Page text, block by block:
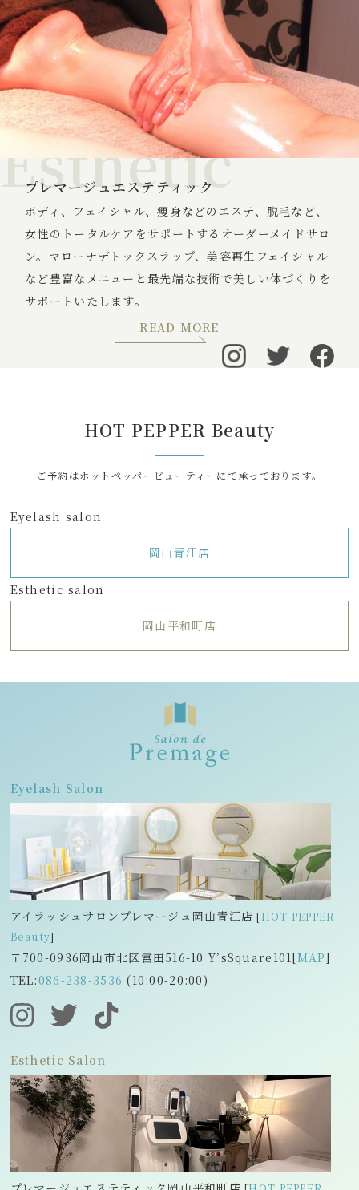
Esthetic
プレマージュエステティック
ボディ、フェイシャル、痩身などのエステ、脱毛など、
女性のトータルケアをサポートするオーダーメイドサロ
ン。マローナデトックスラップ、美容再生フェイシャル
など豊富なメニューと最先端な技術で美しい体づくりを
サポートいたします。
READ MORE
HOT PEPPER Beauty
ご予約はホットペッパービューティーにて承っております。
Eyelash salon
岡山青江店
Esthetic salon
岡山平和町店
Eyelash Salon
アイラッシュサロンプレマージュ岡山青江店 [HOT PEPPER
Beauty]
〒700-0936岡山市北区富田516-10 Y’sSquare101[MAP]
TEL:086-238-3536 (10:00-20:00)
Esthetic Salon